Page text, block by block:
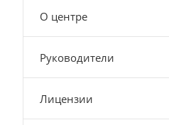
О центре
Руководители
Лицензии